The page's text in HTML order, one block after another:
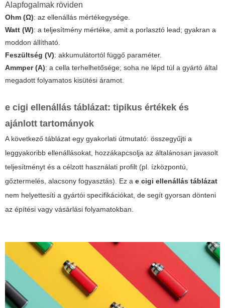
Alapfogalmak röviden
Ohm (Ω): az ellenállás mértékegysége.
Watt (W): a teljesítmény mértéke, amit a porlasztó lead; gyakran a
moddon állítható.
Feszültség (V): akkumulátortól függő paraméter.
Ammper (A): a cella terhelhetősége; soha ne lépd túl a gyártó által
megadott folyamatos kisütési áramot.
e cigi ellenállás táblázat: tipikus értékek és
ajánlott tartományok
A következő táblázat egy gyakorlati útmutató: összegyűjti a
leggyakoribb ellenállásokat, hozzákapcsolja az általánosan javasolt
teljesítményt és a célzott használati profilt (pl. ízközpontú,
gőztermelés, alacsony fogyasztás). Ez a e cigi ellenállás táblázat
nem helyettesíti a gyártói specifikációkat, de segít gyorsan dönteni
az építési vagy vásárlási folyamatokban.